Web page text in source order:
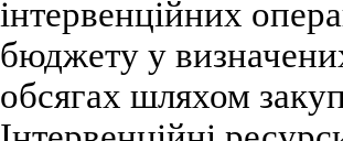
інтервенційних
бюджету у
обсягах шляхом